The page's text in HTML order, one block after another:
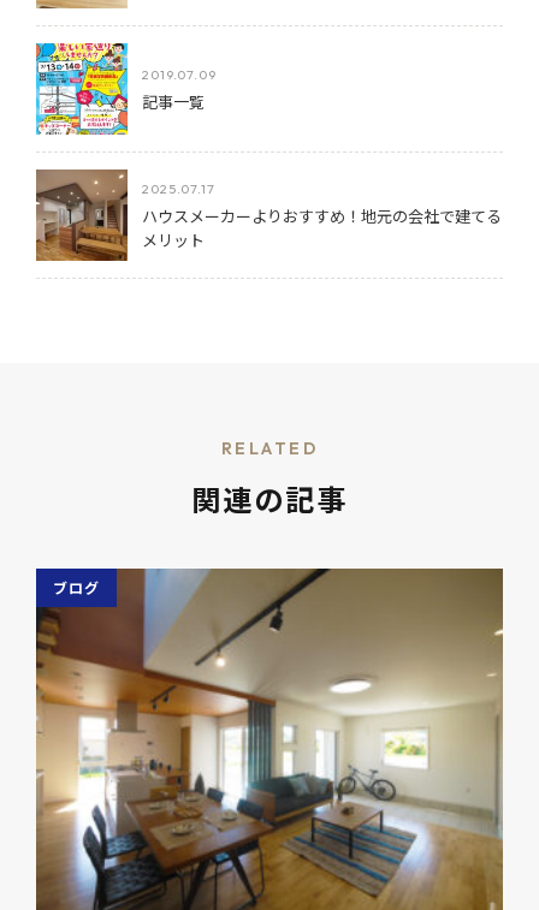
2019.07.09
記事一覧
2025.07.17
ハウスメーカーよりおすすめ！地元の会社で建てる
メリット
RELATED
関連の記事
ブログ